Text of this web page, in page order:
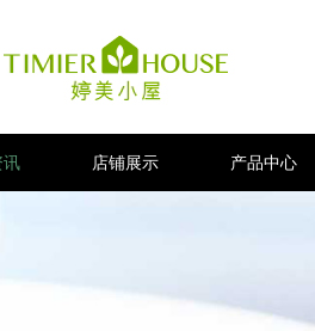
讯 店铺展示 产品中心